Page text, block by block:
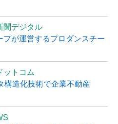
聞デジタル
が運営するプロダンスチー
ットコム
構造化技術で企業不動産